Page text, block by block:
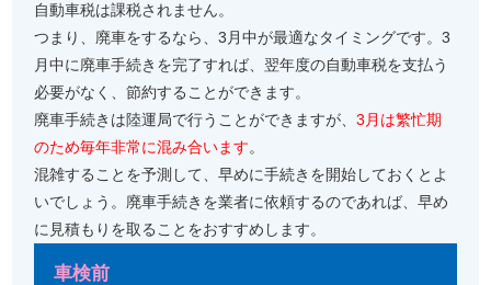
自動車税は課税されません。
つまり、廃車をするなら、3月中が最適なタイミングです。3
月中に廃車手続きを完了すれば、翌年度の自動車税を支払う
必要がなく、節約することができます。
廃車手続きは陸運局で行うことができますが、3月は繁忙期
のため毎年非常に混み合います。
混雑することを予測して、早めに手続きを開始しておくとよ
いでしょう。廃車手続きを業者に依頼するのであれば、早め
に見積もりを取ることをおすすめします。
車検前